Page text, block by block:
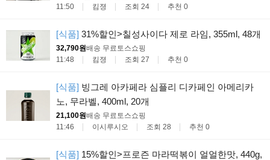
11:50
킴졍 조회 24 추천 0
[식품] 31%할인>칠성사이다 제로 라임, 355ml, 48개
32,790원배송 무료 토스쇼핑
11:48
킴졍 조회 27 추천 0
[식품] 빙그레 아카페라 심플리 디카페인 아메리카
노, 무라벨, 400ml, 20개
21,100원배송 무료 토스쇼핑
11:46
이시루시오 조회 28 추천 0
[식품] 15%할인>프로즌 마라떡볶이 얼얼한맛, 440g,